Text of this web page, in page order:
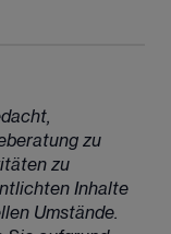
zu
zu
Inhalte
Umstände.